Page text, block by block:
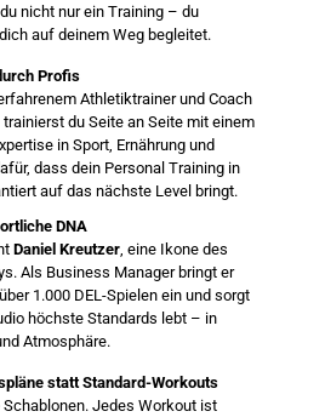
nicht nur ein Training – du
auf deinem Weg begleitet.
Profis
erfahrenem Athletiktrainer und Coach
du Seite an Seite mit einem
in Sport, Ernährung und
dass dein Personal Training in
auf das nächste Level bringt.
DNA
Daniel Kreutzer , eine Ikone des
Als Business Manager bringt er
1.000 DEL-Spielen ein und sorgt
höchste Standards lebt – in
Atmosphäre.
statt Standard-Workouts
Jedes Workout ist